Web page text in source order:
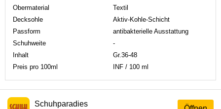
Obermaterial
Textil
Decksohle
Aktiv-Kohle-Schicht
Passform
antibakterielle Ausstattung
Schuhweite
-
Inhalt
Gr.36-48
Preis pro 100ml
INF / 100 ml
Schuhparadies